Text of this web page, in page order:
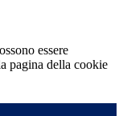
essere
pagina della cookie